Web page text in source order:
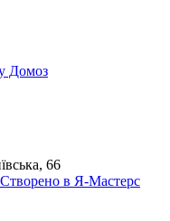
Домоз
66
в Я-Мастерс